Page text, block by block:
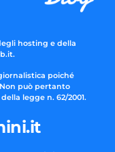
hosting e della
poiché
può pertanto
legge n. 62/2001.